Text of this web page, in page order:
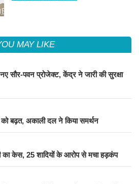
MAY LIKE
सौर-पवन प्रोजेक्ट, केंद्र ने जारी की सुरक्षा
को बढ़त, अकाली दल ने किया समर्थन
का केस, 25 शादियों के आरोप से मचा हड़कंप